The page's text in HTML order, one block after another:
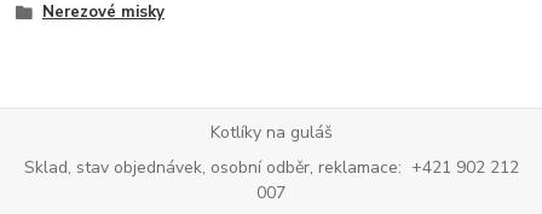
Nerezové misky
Kotlíky na guláš
Sklad, stav objednávek, osobní odběr, reklamace: +421 902 212
007